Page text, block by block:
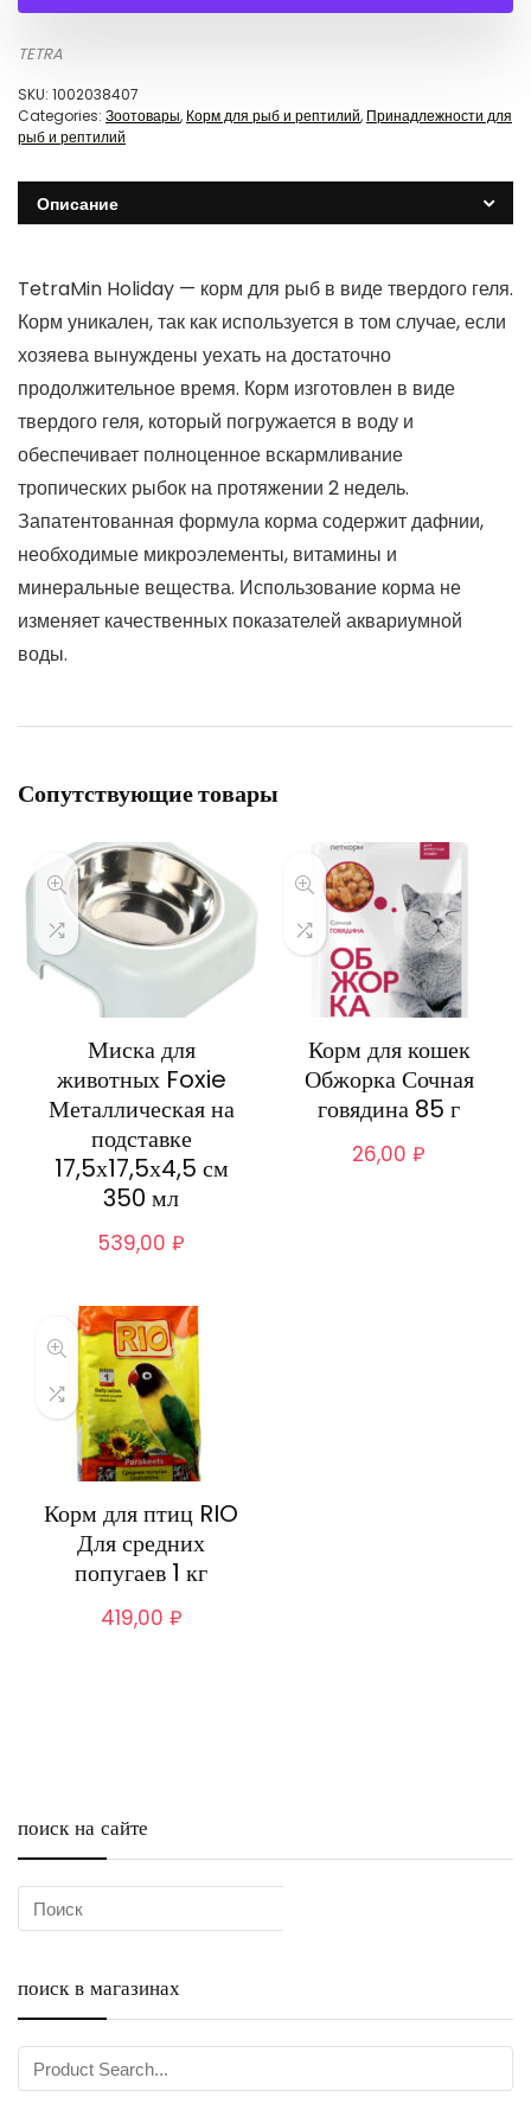
TETRA
SKU: 1002038407
Categories: Зоотовары, Корм для рыб и рептилий, Принадлежности для
рыб и рептилий
Описание
TetraMin Holiday — корм для рыб в виде твердого геля.
Корм уникален, так как используется в том случае, если
хозяева вынуждены уехать на достаточно
продолжительное время. Корм изготовлен в виде
твердого геля, который погружается в воду и
обеспечивает полноценное вскармливание
тропических рыбок на протяжении 2 недель.
Запатентованная формула корма содержит дафнии,
необходимые микроэлементы, витамины и
минеральные вещества. Использование корма не
изменяет качественных показателей аквариумной
воды.
Сопутствующие товары
Миска для
животных Foxie
Металлическая на
подставке
17,5х17,5х4,5 см
350 мл
539,00 ₽
Корм для кошек
Обжорка Сочная
говядина 85 г
26,00₽
Корм для птиц RIO
Для средних
попугаев 1 кг
419,00 ₽
поиск на сайте
поиск в магазинах